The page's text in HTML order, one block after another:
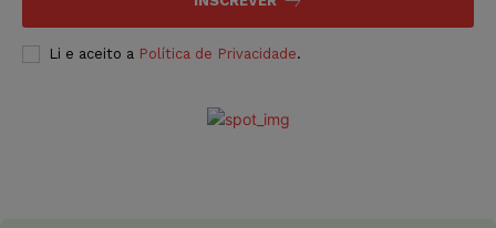
Li e aceito a Política de Privacidade.